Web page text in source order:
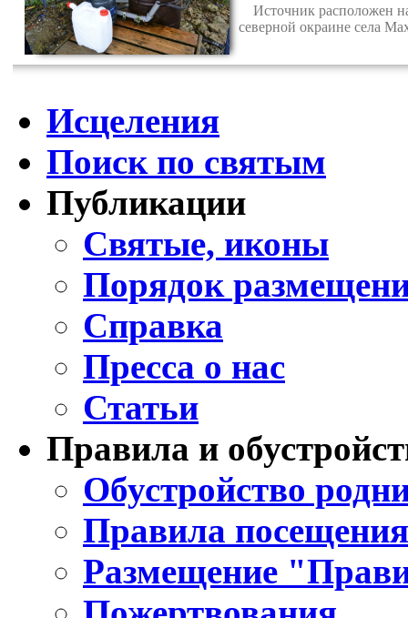
Источник расположен
северной окраине села
Исцеления
Поиск по святым
Публикации
Святые, иконы
Порядок
Справка
Пресса о нас
Статьи
Правила и
Обустройство
Правила
Размещение